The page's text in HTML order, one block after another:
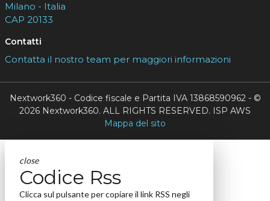
Milano - Italia
CAP 20133
Contatti
Contatta il nostro team per maggiori informazioni
Nextwork360 - Codice fiscale e Partita IVA 13868590962 - ©
2026 Nextwork360. ALL RIGHTS RESERVED. ISP AWS
Mappa del sito
close
Codice Rss
Clicca sul pulsante per copiare il link RSS negli